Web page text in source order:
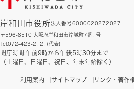
岸和田市役所法人番号6000020272027
〒596-8510 大阪府岸和田市岸城町7番1号
Tel:072-423-2121(代表)
開庁時間:午前9時から午後5時30分まで
（土曜日、日曜日、祝日、年末年始除く）
利用案内 サイトマップ リンク・著作